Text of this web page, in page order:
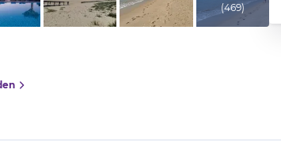
(469)